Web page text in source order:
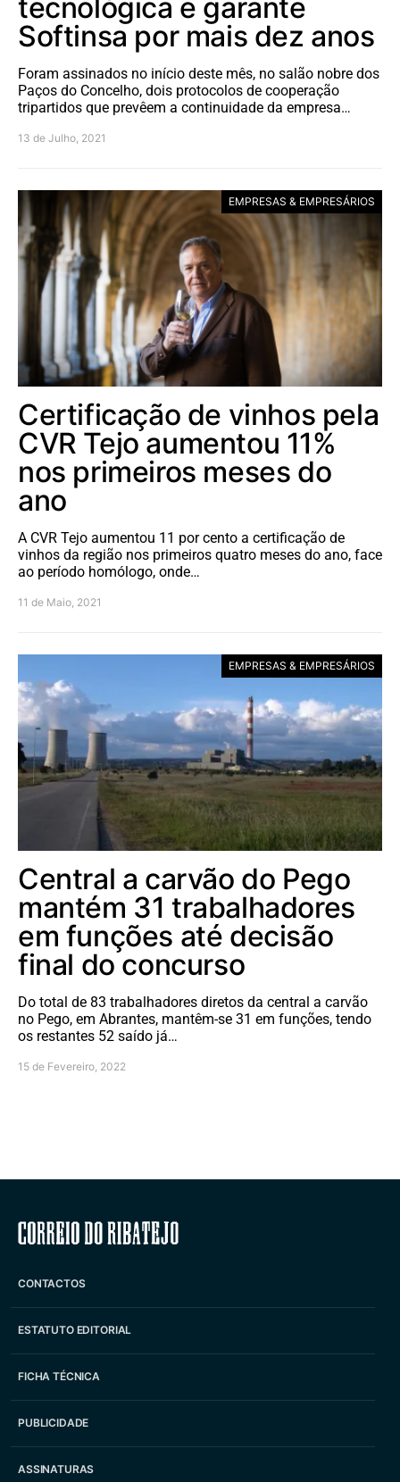
tecnológica e garante
Softinsa por mais dez anos
Foram assinados no início deste mês, no salão nobre dos
Paços do Concelho, dois protocolos de cooperação
tripartidos que prevêem a continuidade da empresa…
13 de Julho, 2021
EMPRESAS & EMPRESÁRIOS
Certificação de vinhos pela
CVR Tejo aumentou 11%
nos primeiros meses do
ano
A CVR Tejo aumentou 11 por cento a certificação de
vinhos da região nos primeiros quatro meses do ano, face
ao período homólogo, onde…
11 de Maio, 2021
EMPRESAS & EMPRESÁRIOS
Central a carvão do Pego
mantém 31 trabalhadores
em funções até decisão
final do concurso
Do total de 83 trabalhadores diretos da central a carvão
no Pego, em Abrantes, mantêm-se 31 em funções, tendo
os restantes 52 saído já…
15 de Fevereiro, 2022
Correio do Ribatejo
CONTACTOS
ESTATUTO EDITORIAL
FICHA TÉCNICA
PUBLICIDADE
ASSINATURAS